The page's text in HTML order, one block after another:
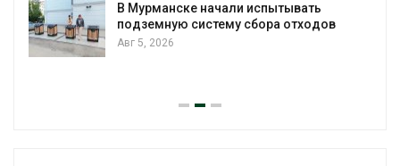
В Мурманске начали испытывать
подземную систему сбора отходов
Авг 5, 2026